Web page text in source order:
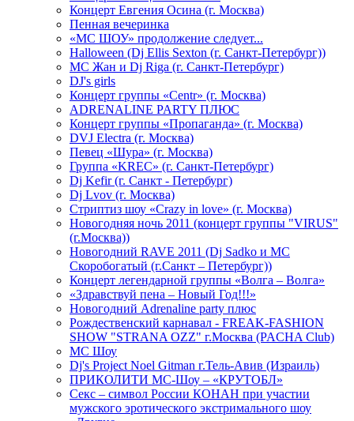
Концерт Евгения Осина (г. Москва)
Пенная вечеринка
«МС ШОУ» продолжение следует...
Halloween (Dj Ellis Sexton (г. Санкт-Петербург))
МС Жан и Dj Riga (г. Санкт-Петербург)
DJ's girls
Концерт группы «Centr» (г. Москва)
ADRENALINE PARTY ПЛЮС
Концерт группы «Пропаганда» (г. Москва)
DVJ Electra (г. Москва)
Певец «Шура» (г. Москва)
Группа «KREC» (г. Санкт-Петербург)
Dj Kefir (г. Санкт - Петербург)
Dj Lvov (г. Москва)
Стриптиз шоу «Crazy in love» (г. Москва)
Новогодняя ночь 2011 (концерт группы "VIRUS"
(г.Москва))
Новогодний RAVE 2011 (Dj Sadko и MC
Скоробогатый (г.Санкт – Петербург))
Концерт легендарной группы «Волга – Волга»
«Здравствуй пена – Новый Год!!!»
Новогодний Adrenaline party плюс
Рождественский карнавал - FREAK-FASHION
SHOW "STRANA OZZ" г.Москва (PACHA Club)
MC Шоу
Dj's Project Noel Gitman г.Тель-Авив (Израиль)
ПРИКОЛИТИ МС-Шоу – «КРУТОБЛ»
Секс – символ России КОНАН при участии
мужского эротического экстримального шоу